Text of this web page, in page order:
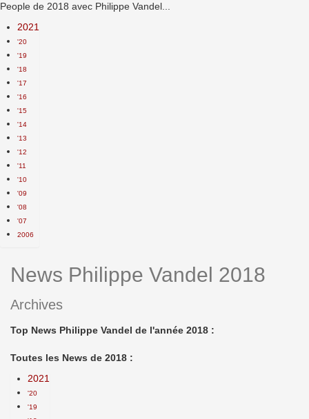
People de 2018 avec Philippe Vandel...
2021
'20
'19
'18
'17
'16
'15
'14
'13
'12
'11
'10
'09
'08
'07
2006
News Philippe Vandel 2018
Archives
Top News Philippe Vandel de l'année 2018 :
Toutes les News de 2018 :
2021
'20
'19